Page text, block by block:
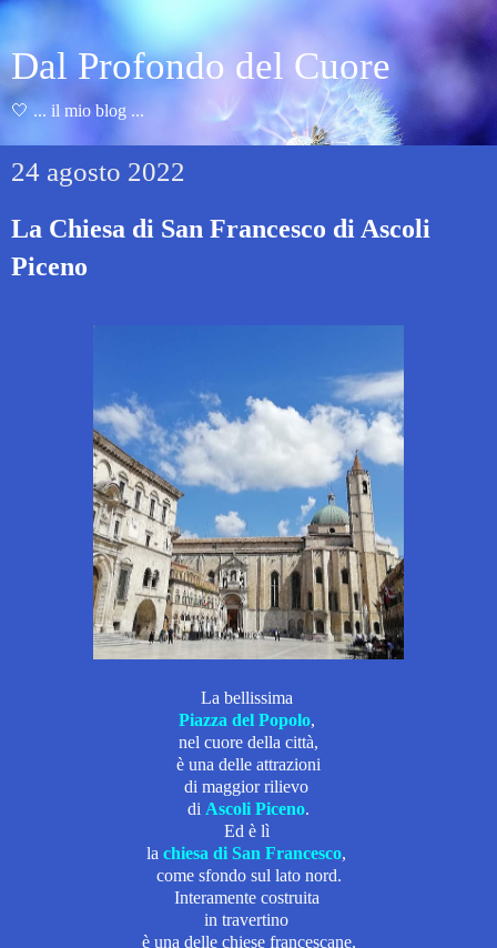
Dal Profondo del Cuore
🤍 ... il mio blog ...
24 agosto 2022
La Chiesa di San Francesco di Ascoli
Piceno
La bellissima
Piazza del Popolo,
nel cuore della città,
è una delle attrazioni
di maggior rilievo
di Ascoli Piceno.
Ed è lì
la chiesa di San Francesco,
come sfondo sul lato nord.
Interamente costruita
in travertino
è una dellechiese francescane,